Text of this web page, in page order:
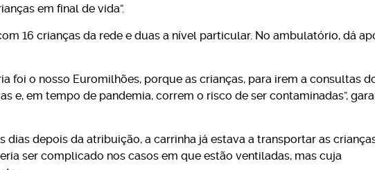
em final de vida”.
16 crianças da rede e duas a nível particular. No ambulatório, dá
foi o nosso Euromilhões, porque as crianças, para irem a consultas
e, em tempo de pandemia, correm o risco de ser contaminadas”,
dias depois da atribuição, a carrinha já estava a transportar as
ser complicado nos casos em que estão ventiladas, mas cuja